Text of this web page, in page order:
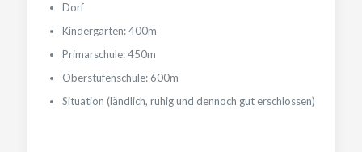
Dorf
Kindergarten: 400m
Primarschule: 450m
Oberstufenschule: 600m
Situation (ländlich, ruhig und dennoch gut erschlossen)